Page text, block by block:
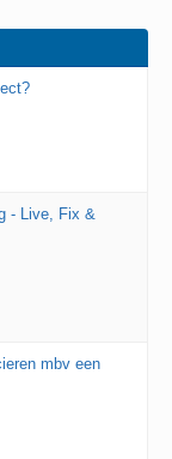
- Live, Fix &
mbv een